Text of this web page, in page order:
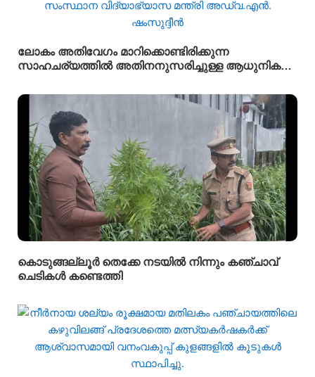
ലോകം അതിവേഗം മാറിക്കൊണ്ടിരിക്കുന്ന
സാഹചര്യത്തിൽ അതിനനുസരിച്ചുള്ള ആധുനിക
വിദ്യാർഥികൾക്ക് ലഭ്യമാക്കുകയാണ് സർക്കാരിന്റെ
ലക്ഷ്യമെന്ന് സംസ്ഥാന വിദ്യാഭ്യാസ മന്ത്രി
അഡ്വ.എൻ. ഷംസുദ്ദീൻ
കൊടുങ്ങല്ലൂർ തെക്കേ നടയിൽ നിന്നും കഞ്ചാവ്
ചെടികൾ കണ്ടെത്തി